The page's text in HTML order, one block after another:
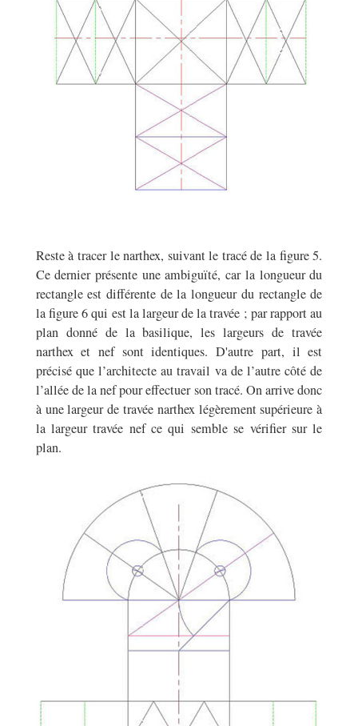
Reste à tracer le narthex, suivant le tracé de la figure 5.
Ce dernier présente une ambiguïté, car la longueur du
rectangle est différente de la longueur du rectangle de
la figure 6 qui est la largeur de la travée ; par rapport au
plan donné de la basilique, les largeurs de travée
narthex et nef sont identiques. D'autre part, il est
précisé que l’architecte au travail va de l’autre côté de
l’allée de la nef pour effectuer son tracé. On arrive donc
à une largeur de travée narthex légèrement supérieure à
la largeur travée nef ce qui semble se vérifier sur le
plan.